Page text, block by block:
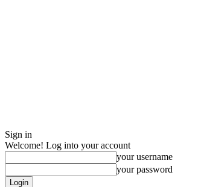
Sign in
Welcome! Log into your account
your username
your password